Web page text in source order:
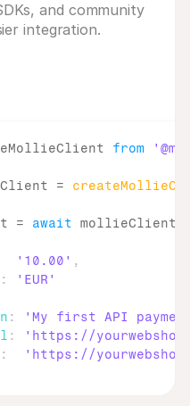
and community
integration.
from
=
= await mollieClient
'10.00' ,
:
'EUR'
:
'My first API
:
'https://
:
'https://